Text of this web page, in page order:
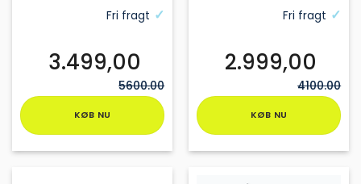
Fri fragt
KØB NU
5600.00
3.499,00
Fri fragt
KØB NU
4100.00
2.999,00